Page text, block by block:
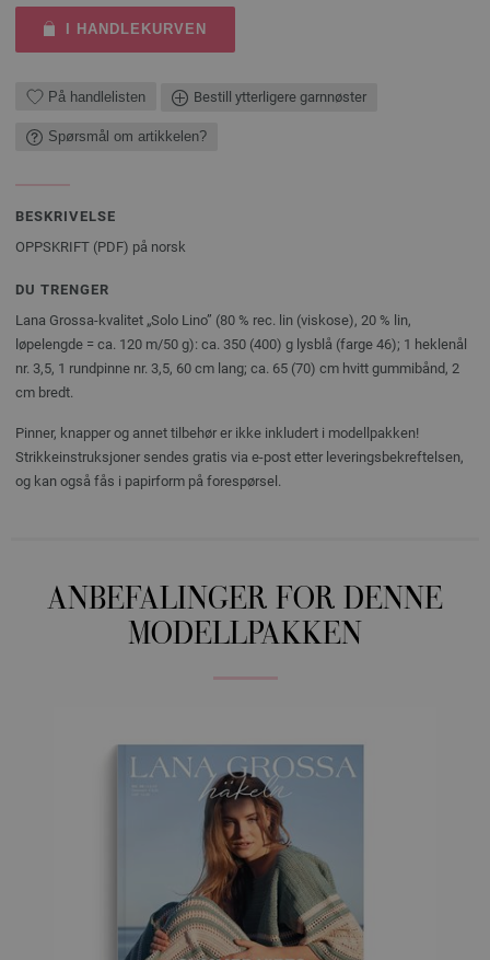
I HANDLEKURVEN
På handlelisten Bestill ytterligere garnnøster
Spørsmål om artikkelen?
BESKRIVELSE
OPPSKRIFT (PDF) på norsk
DU TRENGER
Lana Grossa-kvalitet „Solo Lino” (80 % rec. lin (viskose), 20 % lin,
løpelengde = ca. 120 m/50 g): ca. 350 (400) g lysblå (farge 46); 1 heklenål
nr. 3,5, 1 rundpinne nr. 3,5, 60 cm lang; ca. 65 (70) cm hvitt gummibånd, 2
cm bredt.
Pinner, knapper og annet tilbehør er ikke inkludert i modellpakken!
Strikkeinstruksjoner sendes gratis via e-post etter leveringsbekreftelsen,
og kan også fås i papirform på forespørsel.
ANBEFALINGER FOR DENNE
MODELLPAKKEN